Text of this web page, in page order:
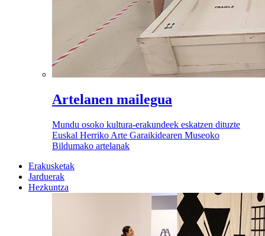
Artelanen mailegua
Mundu osoko kultura-erakundeek eskatzen dituzte
Euskal Herriko Arte Garaikidearen Museoko
Bildumako artelanak
Erakusketak
Jarduerak
Hezkuntza